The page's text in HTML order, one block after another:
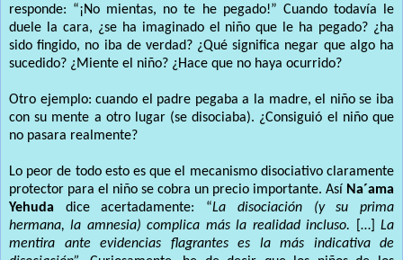
responde: “¡No mientas, no te he pegado!” Cuando todavía le
duele la cara, ¿se ha imaginado el niño que le ha pegado? ¿ha
sido fingido, no iba de verdad? ¿Qué significa negar que algo ha
sucedido? ¿Miente el niño? ¿Hace que no haya ocurrido?
Otro ejemplo: cuando el padre pegaba a la madre, el niño se iba
con su mente a otro lugar (se disociaba). ¿Consiguió el niño que
no pasara realmente?
Lo peor de todo esto es que el mecanismo disociativo claramente
protector para el niño se cobra un precio importante. Así Na´ama
Yehuda dice acertadamente: “La disociación (y su prima
hermana, la amnesia) complica más la realidad incluso.
[…]La
mentira ante evidencias flagrantes es la más indicativa de